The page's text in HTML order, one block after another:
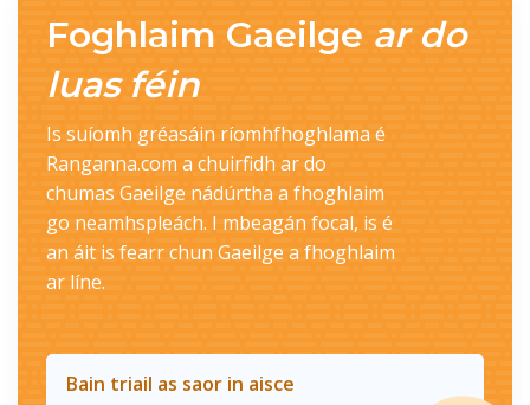
Foghlaim Gaeilge ar do
luas féin
Is suíomh gréasáin ríomhfhoghlama é
Ranganna.com a chuirfidh ar do
chumas Gaeilge nádúrtha a fhoghlaim
go neamhspleách. I mbeagán focal, is é
an áit is fearr chun Gaeilge a fhoghlaim
ar líne.
Bain triail as saor in aisce